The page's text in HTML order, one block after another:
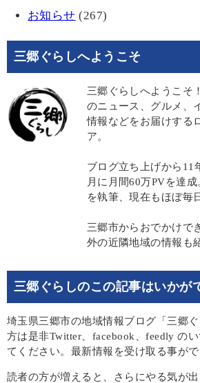
お知らせ (267)
三郷ぐらしへようこそ
三郷ぐらしへようこそ
のニュース、グルメ、
情報などをお届けする
ア。
ブログ立ち上げから11
月に月間60万PVを達
を執筆、現在もほぼ毎
三郷市からおでかけで
外の近隣地域の情報も
三郷ぐらしのこの記事はいかが
埼玉県三郷市の地域情報ブログ「三郷
方は是非Twitter、facebook、feedly の
てください。最新情報を受け取る事がで
読者の方が増えると、さらにやる気が